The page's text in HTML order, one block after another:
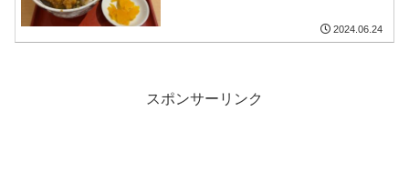
2024.06.24
スポンサーリンク